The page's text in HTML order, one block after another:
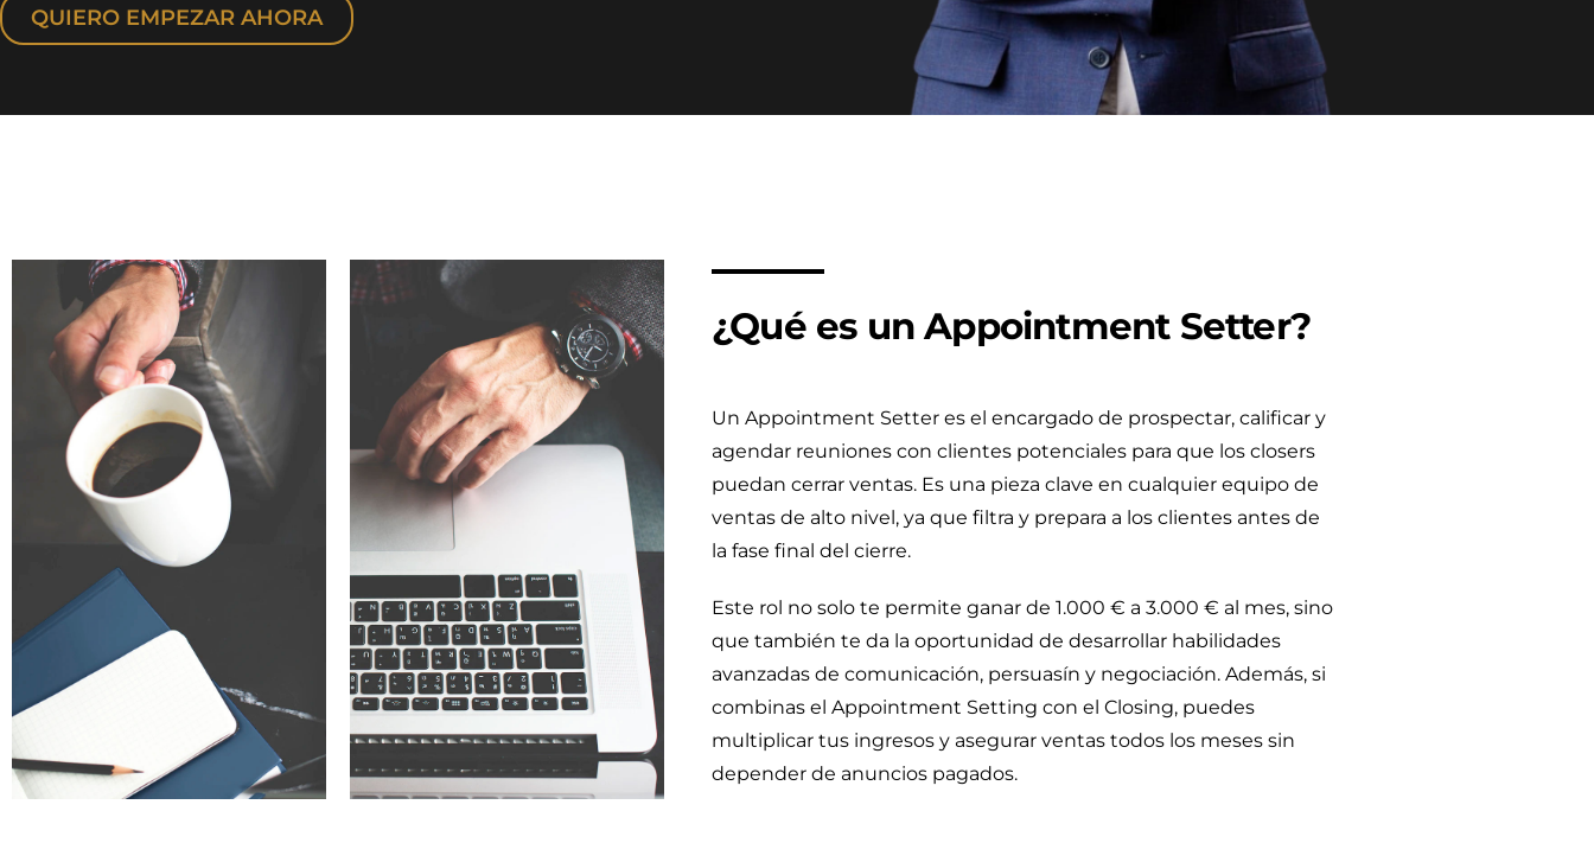
QUIERO EMPEZAR AHORA
¿Qué es un Appointment Setter?
Un Appointment Setter es el encargado de prospectar, calificar y
agendar reuniones con clientes potenciales para que los closers
puedan cerrar ventas. Es una pieza clave en cualquier equipo de
ventas de alto nivel, ya que filtra y prepara a los clientes antes de
la fase final del cierre.
Este rol no solo te permite ganar de 1.000 € a 3.000 € al mes, sino
que también te da la oportunidad de desarrollar habilidades
avanzadas de comunicación, persuasín y negociación. Además, si
combinas el Appointment Setting con el Closing, puedes
multiplicar tus ingresos y asegurar ventas todos los meses sin
depender de anuncios pagados.